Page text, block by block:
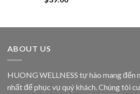
ABOUT US
HUONG WELLNESS tự hào mang đến
nhất để phục vụ quý khách. Chúng tôi